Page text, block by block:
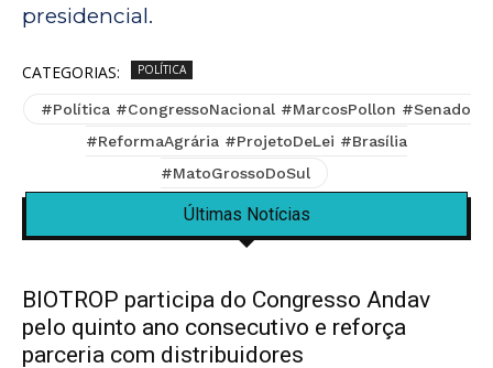
presidencial.
CATEGORIAS: POLÍTICA
#Política #CongressoNacional #MarcosPollon #Senado
#ReformaAgrária #ProjetoDeLei #Brasília
#MatoGrossoDoSul
Últimas Notícias
BIOTROP participa do Congresso Andav
pelo quinto ano consecutivo e reforça
parceria com distribuidores